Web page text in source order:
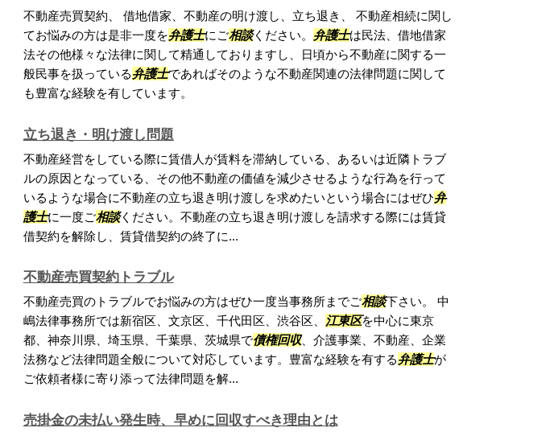
不動産売買契約、 借地借家、不動産の明け渡し、立ち退き、 不動産相続に関し
てお悩みの方は是非一度を弁護士にご相談ください。 弁護士は民法、借地借家
法その他様々な法律に関して精通しておりますし、日頃から不動産に関する一
般民事を扱っている弁護士であればそのような不動産関連の法律問題に関して
も豊富な経験を有しています。
立ち退き・明け渡し問題
不動産経営をしている際に賃借人が賃料を滞納している、あるいは近隣トラブ
ルの原因となっている、その他不動産の価値を減少させるような行為を行って
いるような場合に不動産の立ち退き明け渡しを求めたいという場合にはぜひ弁
護士に一度ご相談ください。不動産の立ち退き明け渡しを請求する際には賃貸
借契約を解除し、賃貸借契約の終了に...
不動産売買契約トラブル
不動産売買のトラブルでお悩みの方はぜひ一度当事務所までご相談下さい。 中
嶋法律事務所では新宿区、文京区、千代田区、渋谷区、
江東区を中心に東京
都、神奈川県、埼玉県、千葉県、茨城県で債権回収、介護事業、不動産、企業
法務など法律問題全般について対応しています。豊富な経験を有する弁護士が
ご依頼者様に寄り添って法律問題を解...
売掛金の未払い発生時、早めに回収すべき理由とは